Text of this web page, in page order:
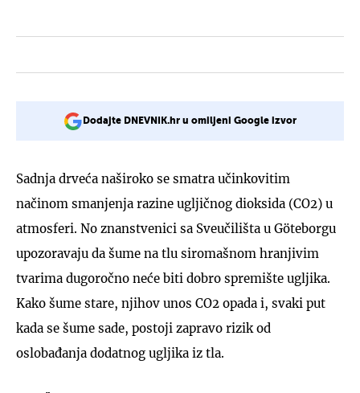
Dodajte DNEVNIK.hr u omiljeni Google izvor
Sadnja drveća naširoko se smatra učinkovitim
načinom smanjenja razine ugljičnog dioksida (CO2) u
atmosferi. No znanstvenici sa Sveučilišta u Göteborgu
upozoravaju da šume na tlu siromašnom hranjivim
tvarima dugoročno neće biti dobro spremište ugljika.
Kako šume stare, njihov unos CO2 opada i, svaki put
kada se šume sade, postoji zapravo rizik od
oslobađanja dodatnog ugljika iz tla.